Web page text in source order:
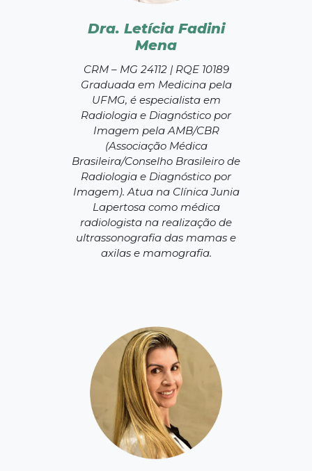
Dra. Letícia Fadini
Mena
CRM – MG 24112 | RQE 10189
Graduada em Medicina pela
UFMG, é especialista em
Radiologia e Diagnóstico por
Imagem pela AMB/CBR
(Associação Médica
Brasileira/Conselho Brasileiro de
Radiologia e Diagnóstico por
Imagem). Atua na Clínica Junia
Lapertosa como médica
radiologista na realização de
ultrassonografia das mamas e
axilas e mamografia.